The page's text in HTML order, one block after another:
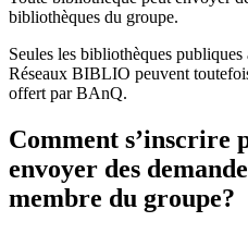
bibliothèques du groupe.
Seules les bibliothèques
Réseaux BIBLIO peuvent
offert par BAnQ.
Comment s’inscrire
envoyer des
membre du groupe?